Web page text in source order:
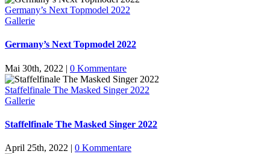
Germany’s Next Topmodel 2022
Gallerie
Germany’s Next Topmodel 2022
Mai 30th, 2022 | 0 Kommentare
Staffelfinale The Masked Singer 2022
Gallerie
Staffelfinale The Masked Singer 2022
April 25th, 2022 | 0 Kommentare